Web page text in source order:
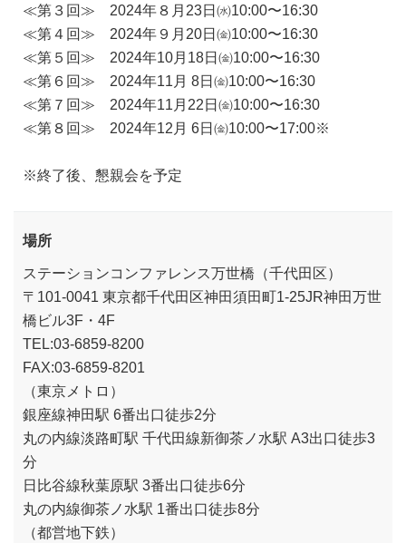
≪第３回≫ 2024年８月23日㈬10:00〜16:30
≪第４回≫ 2024年９月20日㈮10:00〜16:30
≪第５回≫ 2024年10月18日㈮10:00〜16:30
≪第６回≫ 2024年11月 8日㈮10:00〜16:30
≪第７回≫ 2024年11月22日㈮10:00〜16:30
≪第８回≫ 2024年12月 6日㈮10:00〜17:00※
※終了後、懇親会を予定
場所
ステーションコンファレンス万世橋（千代田区）
〒101-0041 東京都千代田区神田須田町1-25JR神田万世
橋ビル3F・4F
TEL:03-6859-8200
FAX:03-6859-8201
（東京メトロ）
銀座線神田駅 6番出口徒歩2分
丸の内線淡路町駅 千代田線新御茶ノ水駅 A3出口徒歩3
分
日比谷線秋葉原駅 3番出口徒歩6分
丸の内線御茶ノ水駅 1番出口徒歩8分
（都営地下鉄）